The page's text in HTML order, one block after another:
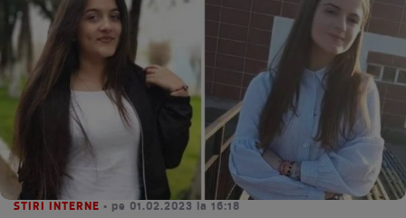
STIRI INTERNE • pe 01.02.2023 la 16:18